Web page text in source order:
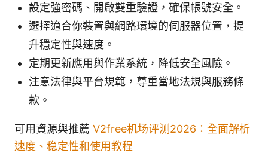
設定強密碼、開啟雙重驗證，確保帳號安全。
選擇適合你裝置與網路環境的伺服器位置，提
升穩定性與速度。
定期更新應用與作業系統，降低安全風險。
注意法律與平台規範，尊重當地法規與服務條
款。
可用資源與推薦 V2free机场评测2026：全面解析
速度、稳定性和使用教程